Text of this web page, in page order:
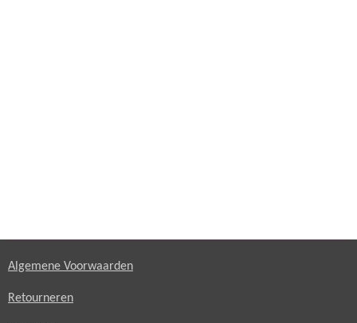
Algemene Voorwaarden
Retourneren